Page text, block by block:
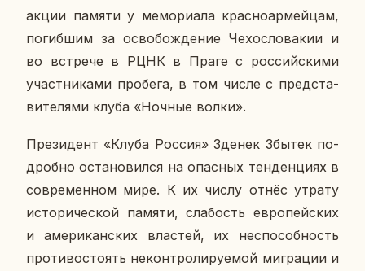
акции памяти у ме­мо­ри­а­ла крас­но­ар­мей­цам,
по­гиб­шим за осво­бож­де­ние Че­хо­сло­ва­кии и
во встре­че в РЦНК в Праге с рос­сий­ски­ми
участ­ни­ка­ми про­бе­га, в том числе с пред­ста­
ви­те­ля­ми клуба «Ночные волки».
Пре­зи­дент «Клуба Россия» Зденек Збытек по­
дроб­но оста­но­вил­ся на опас­ных тен­ден­ци­ях в
со­вре­мен­ном мире. К их числу отнёс утрату
ис­то­ри­че­ской памяти, сла­бость ев­ро­пей­ских
и аме­ри­кан­ских вла­стей, их неспо­соб­ность
про­ти­во­сто­ять некон­тро­ли­ру­е­мой ми­гра­ции и